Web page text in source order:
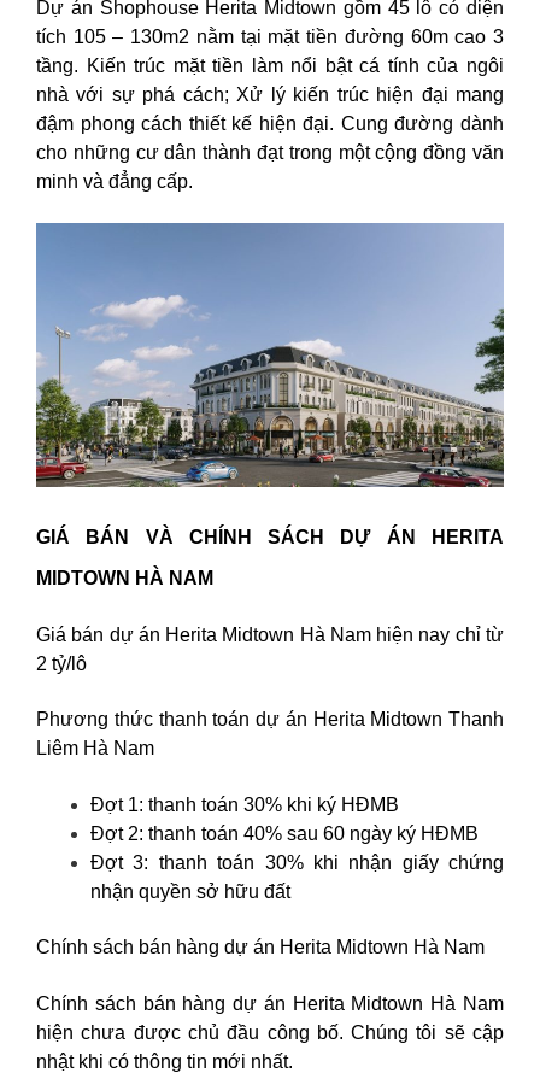
Dự án Shophouse Herita Midtown gồm 45 lô có diện
tích 105 – 130m2 nằm tại mặt tiền đường 60m cao 3
tầng. Kiến trúc mặt tiền làm nổi bật cá tính của ngôi
nhà với sự phá cách; Xử lý kiến ​​trúc hiện đại mang
đậm phong cách thiết kế hiện đại. Cung đường dành
cho những cư dân thành đạt trong một cộng đồng văn
minh và đẳng cấp.
GIÁ BÁN VÀ CHÍNH SÁCH DỰ ÁN HERITA
MIDTOWN HÀ NAM
Giá bán dự án Herita Midtown Hà Nam hiện nay chỉ từ
2 tỷ/lô
Phương thức thanh toán dự án Herita Midtown Thanh
Liêm Hà Nam
Đợt 1: thanh toán 30% khi ký HĐMB
Đợt 2: thanh toán 40% sau 60 ngày ký HĐMB
Đợt 3: thanh toán 30% khi nhận giấy chứng
nhận quyền sở hữu đất
Chính sách bán hàng dự án Herita Midtown Hà Nam
Chính sách bán hàng dự án Herita Midtown Hà Nam
hiện chưa được chủ đầu công bố. Chúng tôi sẽ cập
nhật khi có thông tin mới nhất.